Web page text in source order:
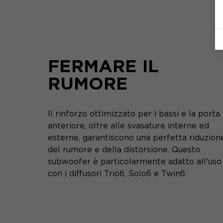
FERMARE IL
RUMORE
Il rinforzo ottimizzato per i bassi e la porta
anteriore, oltre alle svasature interne ed
esterne, garantiscono una perfetta
del rumore e della distorsione. Questo
subwoofer è particolarmente adatto all'uso
con i diffusori Trio6, Solo6 e Twin6.